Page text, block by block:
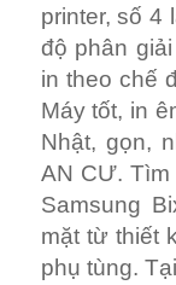
printer, số 4
độ phân
in theo chế
Máy tốt, in
Nhật, gọn,
AN CƯ.
Samsung
mặt từ thiết
phụ tùng.